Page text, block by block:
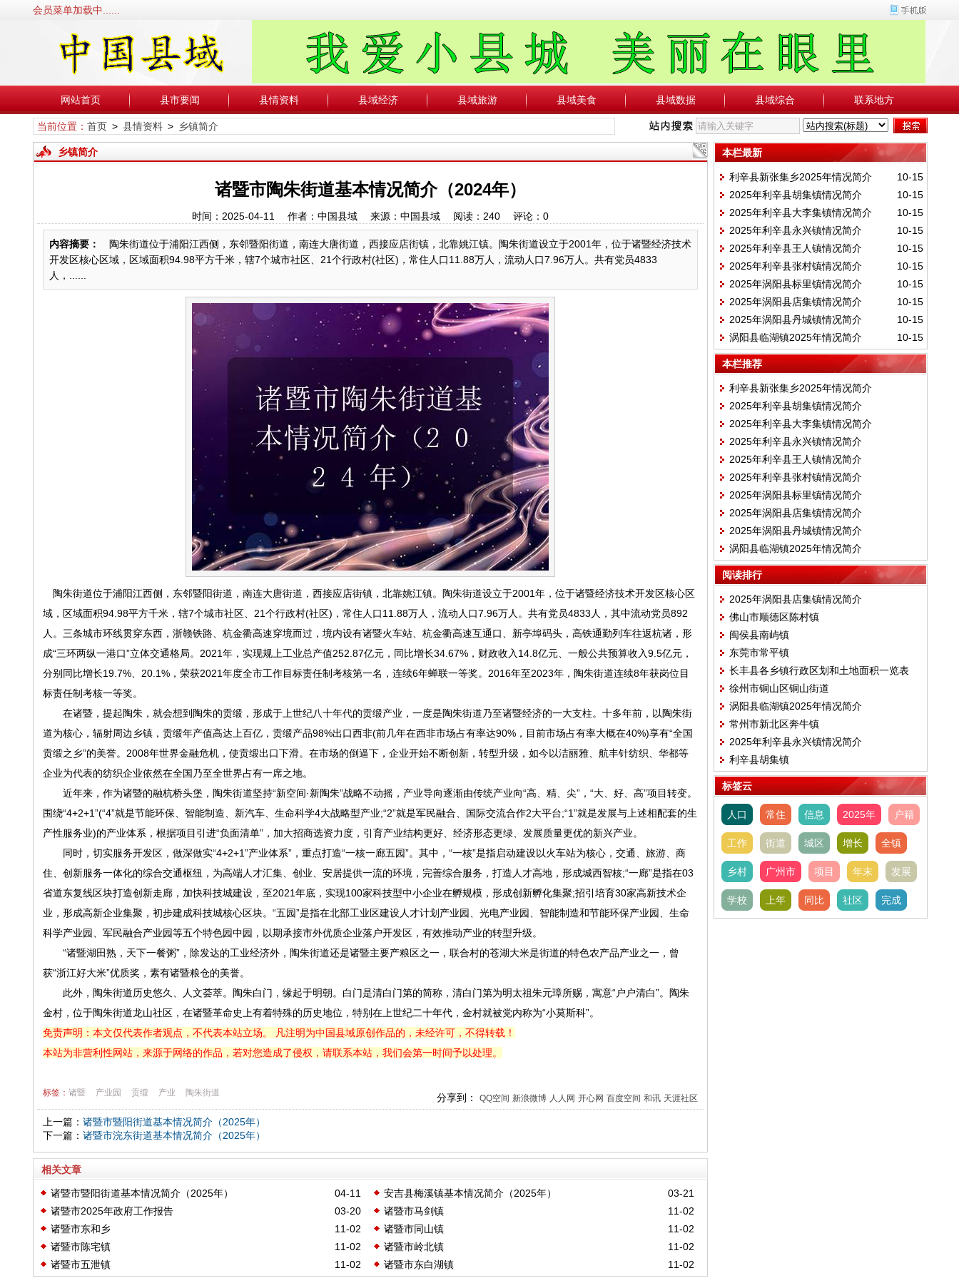
会员菜单加载中......
网站首页 县市要闻 县情资料 县域经济 县域旅游 县域美食 县域数据 县域综合 联系地方
当前位置： 首页> 县情资料> 乡镇简介
乡镇简介
诸暨市陶朱街道基本情况简介（2024年）
时间：2025-04-11 作者：中国县域 来源：中国县域 阅读： 240评论： 0
内容摘要：
陶朱街道位于浦阳江西侧，东邻暨阳街道，南连大唐街道，西接应店街镇，北靠姚江镇。陶朱街道设立于2001年，位于诸暨经济技术
开发区核心区域，区域面积94.98平方千米，辖7个城市社区、21个行政村(社区)，常住人口11.88万人，流动人口7.96万人。共有党员4833
人，......
陶朱街道位于浦阳江西侧，东邻暨阳街道，南连大唐街道，西接应店街镇，北靠姚江镇。陶朱街道设立于2001年，位于诸暨经济技术开发区核心区
域，区域面积94.98平方千米，辖7个城市社区、21个行政村(社区)，常住人口11.88万人，流动人口7.96万人。共有党员4833人，其中流动党员892
人。三条城市环线贯穿东西，浙赣铁路、杭金衢高速穿境而过，境内设有诸暨火车站、杭金衢高速互通口、新亭埠码头，高铁通勤列车往返杭诸，形
成“三环两纵一港口”立体交通格局。2021年，实现规上工业总产值252.87亿元，同比增长34.67%，财政收入14.8亿元、一般公共预算收入9.5亿元，
分别同比增长19.7%、20.1%，荣获2021年度全市工作目标责任制考核第一名，连续6年蝉联一等奖。2016年至2023年，陶朱街道连续8年获岗位目
标责任制考核一等奖。
在诸暨，提起陶朱，就会想到陶朱的贡缎，形成于上世纪八十年代的贡缎产业，一度是陶朱街道乃至诸暨经济的一大支柱。十多年前，以陶朱街
道为核心，辐射周边乡镇，贡缎年产值高达上百亿，贡缎产品98%出口西非(前几年在西非市场占有率达90%，目前市场占有率大概在40%)享有“全国
贡缎之乡”的美誉。2008年世界金融危机，使贡缎出口下滑。在市场的倒逼下，企业开始不断创新，转型升级，如今以洁丽雅、航丰针纺织、华都等
企业为代表的纺织企业依然在全国乃至全世界占有一席之地。
近年来，作为诸暨的融杭桥头堡，陶朱街道坚持“新空间·新陶朱”战略不动摇，产业导向逐渐由传统产业向“高、精、尖”，“大、好、高”项目转变。
围绕“4+2+1”(“4”就是节能环保、智能制造、新汽车、生命科学4大战略型产业;“2”就是军民融合、国际交流合作2大平台;“1”就是发展与上述相配套的生
产性服务业)的产业体系，根据项目引进“负面清单”，加大招商选资力度，引育产业结构更好、经济形态更绿、发展质量更优的新兴产业。
同时，切实服务开发区，做深做实“4+2+1”产业体系”，重点打造“一核一廊五园”。其中，“一核”是指启动建设以火车站为核心，交通、旅游、商
住、创新服务一体化的综合交通枢纽，为高端人才汇集、创业、安居提供一流的环境，完善综合服务，打造人才高地，形成城西智核;“一廊”是指在03
省道东复线区块打造创新走廊，加快科技城建设，至2021年底，实现100家科技型中小企业在孵规模，形成创新孵化集聚;招引培育30家高新技术企
业，形成高新企业集聚，初步建成科技城核心区块。“五园”是指在北部工业区建设人才计划产业园、光电产业园、智能制造和节能环保产业园、生命
科学产业园、军民融合产业园等五个特色园中园，以期承接市外优质企业落户开发区，有效推动产业的转型升级。
“诸暨湖田熟，天下一餐粥”，除发达的工业经济外，陶朱街道还是诸暨主要产粮区之一，联合村的苍湖大米是街道的特色农产品产业之一，曾
获“浙江好大米”优质奖，素有诸暨粮仓的美誉。
此外，陶朱街道历史悠久、人文荟萃。陶朱白门，缘起于明朝。白门是清白门第的简称，清白门第为明太祖朱元璋所赐，寓意“户户清白”。陶朱
金村，位于陶朱街道龙山社区，在诸暨革命史上有着特殊的历史地位，特别在上世纪二十年代，金村就被党内称为“小莫斯科”。
免责声明：本文仅代表作者观点，不代表本站立场。 凡注明为中国县域原创作品的，未经许可，不得转载！
本站为非营利性网站，来源于网络的作品，若对您造成了侵权，请联系本站，我们会第一时间予以处理。
标签： 诸暨 产业园 贡缎 产业 陶朱街道 分享到： QQ空间 新浪微博 人人网 开心网 百度空间 和讯 天涯社区
上一篇： 诸暨市暨阳街道基本情况简介（2025年）
下一篇： 诸暨市浣东街道基本情况简介（2025年）
相关文章
04-11
诸暨市暨阳街道基本情况简介（2025年） 03-21
安吉县梅溪镇基本情况简介（2025年）
03-20
诸暨市2025年政府工作报告 11-02
诸暨市马剑镇
11-02
诸暨市东和乡 11-02
诸暨市同山镇
11-02
诸暨市陈宅镇 11-02
诸暨市岭北镇
11-02
诸暨市五泄镇 11-02
诸暨市东白湖镇
本栏最新
10-15
利辛县新张集乡2025年情况简介
10-15
2025年利辛县胡集镇情况简介
10-15
2025年利辛县大李集镇情况简介
10-15
2025年利辛县永兴镇情况简介
10-15
2025年利辛县王人镇情况简介
10-15
2025年利辛县张村镇情况简介
10-15
2025年涡阳县标里镇情况简介
10-15
2025年涡阳县店集镇情况简介
10-15
2025年涡阳县丹城镇情况简介
10-15
涡阳县临湖镇2025年情况简介
本栏推荐
利辛县新张集乡2025年情况简介
2025年利辛县胡集镇情况简介
2025年利辛县大李集镇情况简介
2025年利辛县永兴镇情况简介
2025年利辛县王人镇情况简介
2025年利辛县张村镇情况简介
2025年涡阳县标里镇情况简介
2025年涡阳县店集镇情况简介
2025年涡阳县丹城镇情况简介
涡阳县临湖镇2025年情况简介
阅读排行
2025年涡阳县店集镇情况简介
佛山市顺德区陈村镇
闽侯县南屿镇
东莞市常平镇
长丰县各乡镇行政区划和土地面积一览表
(2024版）
徐州市铜山区铜山街道
涡阳县临湖镇2025年情况简介
常州市新北区奔牛镇
2025年利辛县永兴镇情况简介
利辛县胡集镇
标签云
人口 常住 信息 2025年 户籍
工作 街道 城区 增长 全镇
乡村 广州市 项目 年末 发展
学校 上年 同比 社区 完成